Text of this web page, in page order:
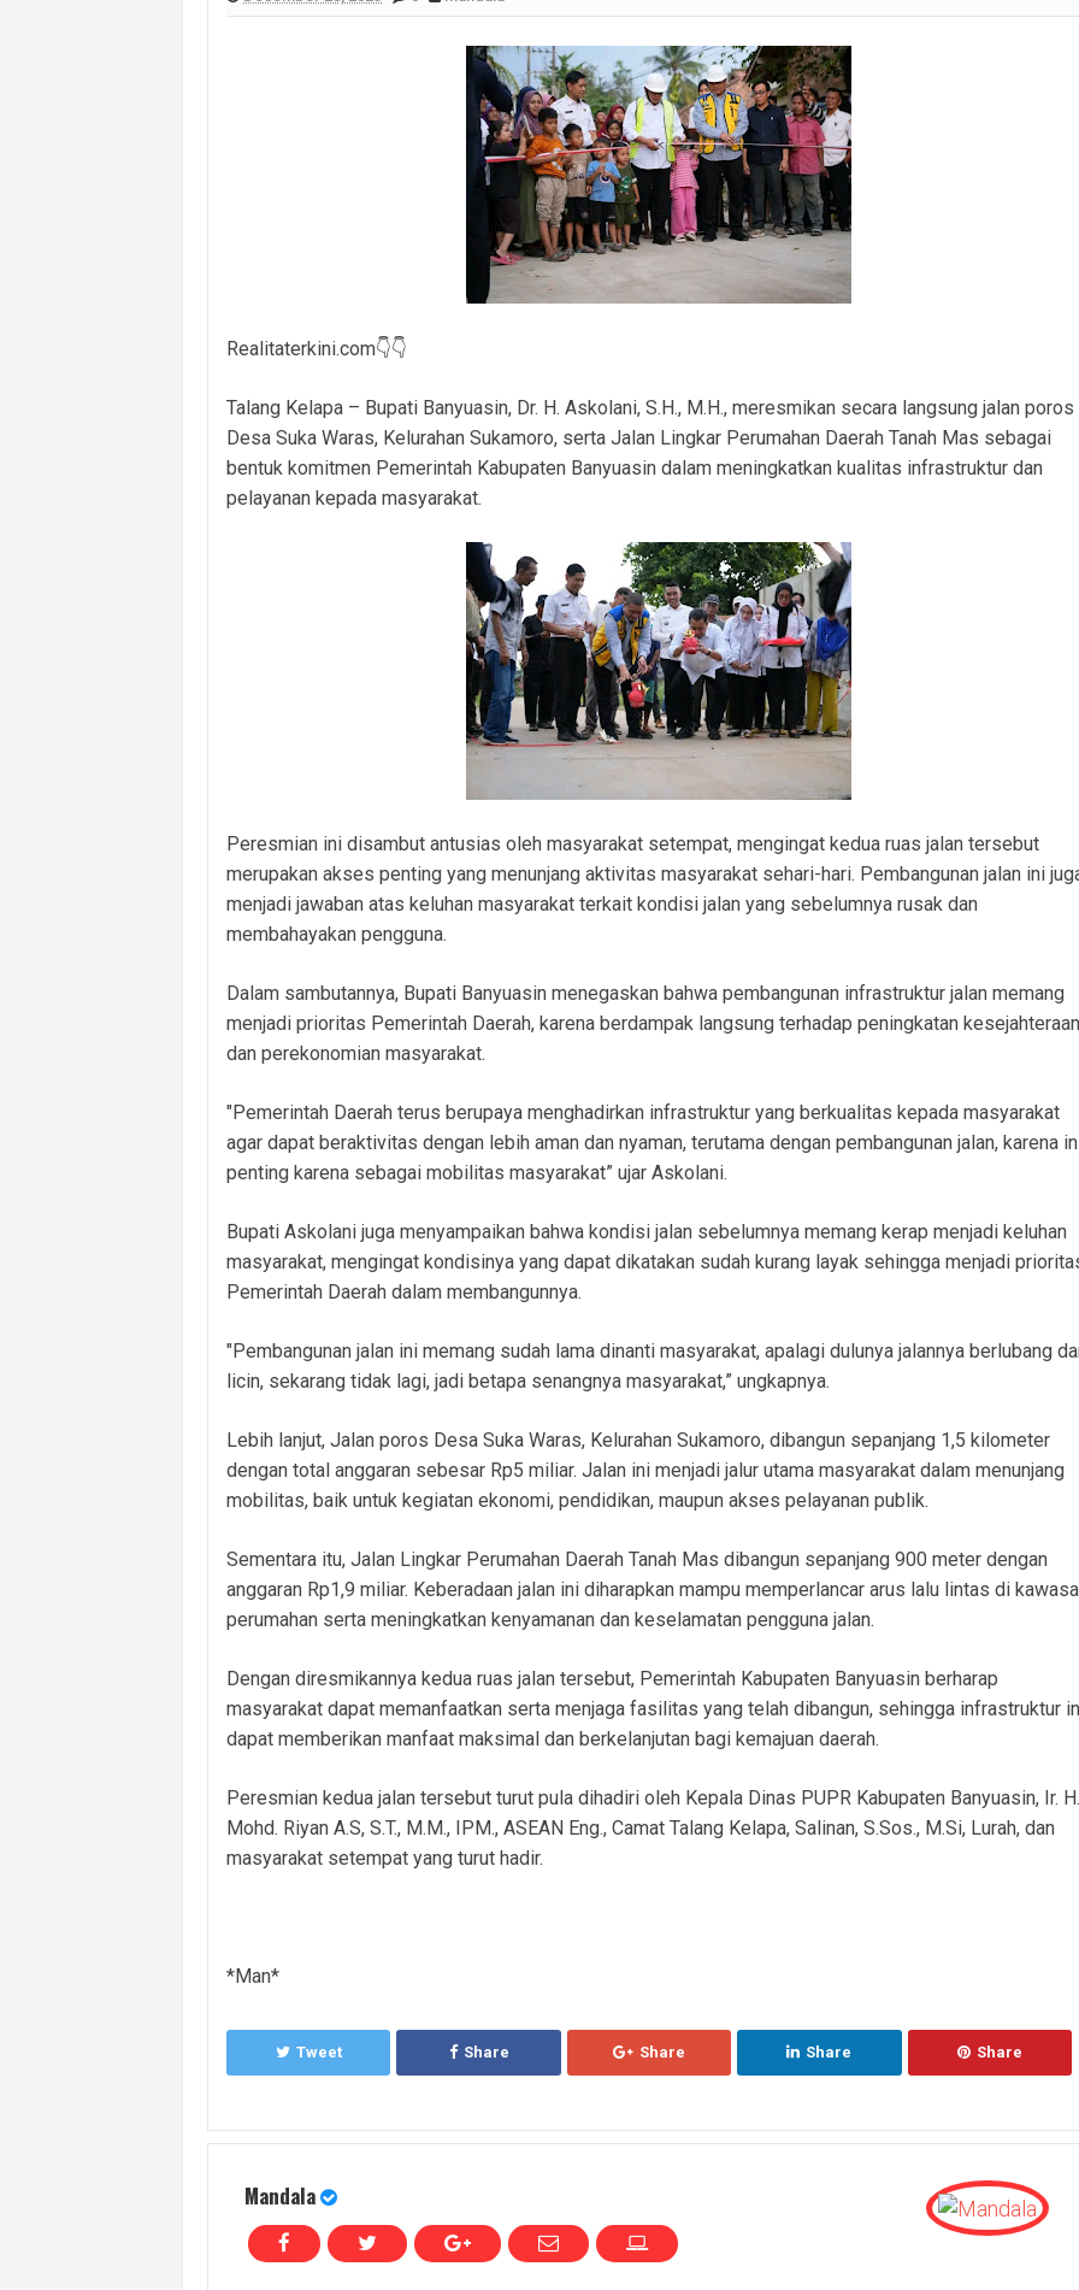
Eratkan Hubungan dengan Warga, Polsek Tanah Abang Tampung Aspirasi dan Edukasi Cegah Karhutla
Tinjau Posko Karhutla, Wali Kota Prabumulih Imbau Masyarakat Hindari Membakar Lahan
Sinergi Polres PALI–Brimob Makin Solid, Kunjungan Kerja Bahas Koordinasi Operasional
Perkuat Koordinasi Lintas Unsur, Polri Dampingi Evaluasi Tata Kelola Pemerintahan Desa Beruge Darat
Pemerintah Desa Muara Damai Mulai Kerjakan Penggantian Platdeker Patah dan Perataan Jalan dari Dana Desa.
Diduga Rusak Lingkungan Yang Disebabkan Angkutan Tanah, Warga Desa Sungai Dua Resah Debu dan Rumah Mulai
Realitaterkini.com👇👇
Talang Kelapa – Bupati Banyuasin, Dr. H. Askolani, S.H., M.H., meresmikan secara langsung jalan poros
Desa Suka Waras, Kelurahan Sukamoro, serta Jalan Lingkar Perumahan Daerah Tanah Mas sebagai
bentuk komitmen Pemerintah Kabupaten Banyuasin dalam meningkatkan kualitas infrastruktur dan
pelayanan kepada masyarakat.
Peresmian ini disambut antusias oleh masyarakat setempat, mengingat kedua ruas jalan tersebut
merupakan akses penting yang menunjang aktivitas masyarakat sehari-hari. Pembangunan jalan ini
menjadi jawaban atas keluhan masyarakat terkait kondisi jalan yang sebelumnya rusak dan
membahayakan pengguna.
Dalam sambutannya, Bupati Banyuasin menegaskan bahwa pembangunan infrastruktur jalan memang
menjadi prioritas Pemerintah Daerah, karena berdampak langsung terhadap peningkatan kesejahteraan
dan perekonomian masyarakat.
"Pemerintah Daerah terus berupaya menghadirkan infrastruktur yang berkualitas kepada masyarakat
agar dapat beraktivitas dengan lebih aman dan nyaman, terutama dengan pembangunan jalan, karena
penting karena sebagai mobilitas masyarakat” ujar Askolani.
Bupati Askolani juga menyampaikan bahwa kondisi jalan sebelumnya memang kerap menjadi keluhan
masyarakat, mengingat kondisinya yang dapat dikatakan sudah kurang layak sehingga menjadi
Pemerintah Daerah dalam membangunnya.
"Pembangunan jalan ini memang sudah lama dinanti masyarakat, apalagi dulunya jalannya berlubang
licin, sekarang tidak lagi, jadi betapa senangnya masyarakat,” ungkapnya.
Lebih lanjut, Jalan poros Desa Suka Waras, Kelurahan Sukamoro, dibangun sepanjang 1,5 kilometer
dengan total anggaran sebesar Rp5 miliar. Jalan ini menjadi jalur utama masyarakat dalam menunjang
mobilitas, baik untuk kegiatan ekonomi, pendidikan, maupun akses pelayanan publik.
Sementara itu, Jalan Lingkar Perumahan Daerah Tanah Mas dibangun sepanjang 900 meter dengan
anggaran Rp1,9 miliar. Keberadaan jalan ini diharapkan mampu memperlancar arus lalu lintas di
perumahan serta meningkatkan kenyamanan dan keselamatan pengguna jalan.
Dengan diresmikannya kedua ruas jalan tersebut, Pemerintah Kabupaten Banyuasin berharap
masyarakat dapat memanfaatkan serta menjaga fasilitas yang telah dibangun, sehingga infrastruktur
dapat memberikan manfaat maksimal dan berkelanjutan bagi kemajuan daerah.
Peresmian kedua jalan tersebut turut pula dihadiri oleh Kepala Dinas PUPR Kabupaten Banyuasin, Ir. H.
Mohd. Riyan A.S, S.T., M.M., IPM., ASEAN Eng., Camat Talang Kelapa, Salinan, S.Sos., M.Si, Lurah, dan
masyarakat setempat yang turut hadir.
*Man*
Tweet Share Share Share Share
Mandala